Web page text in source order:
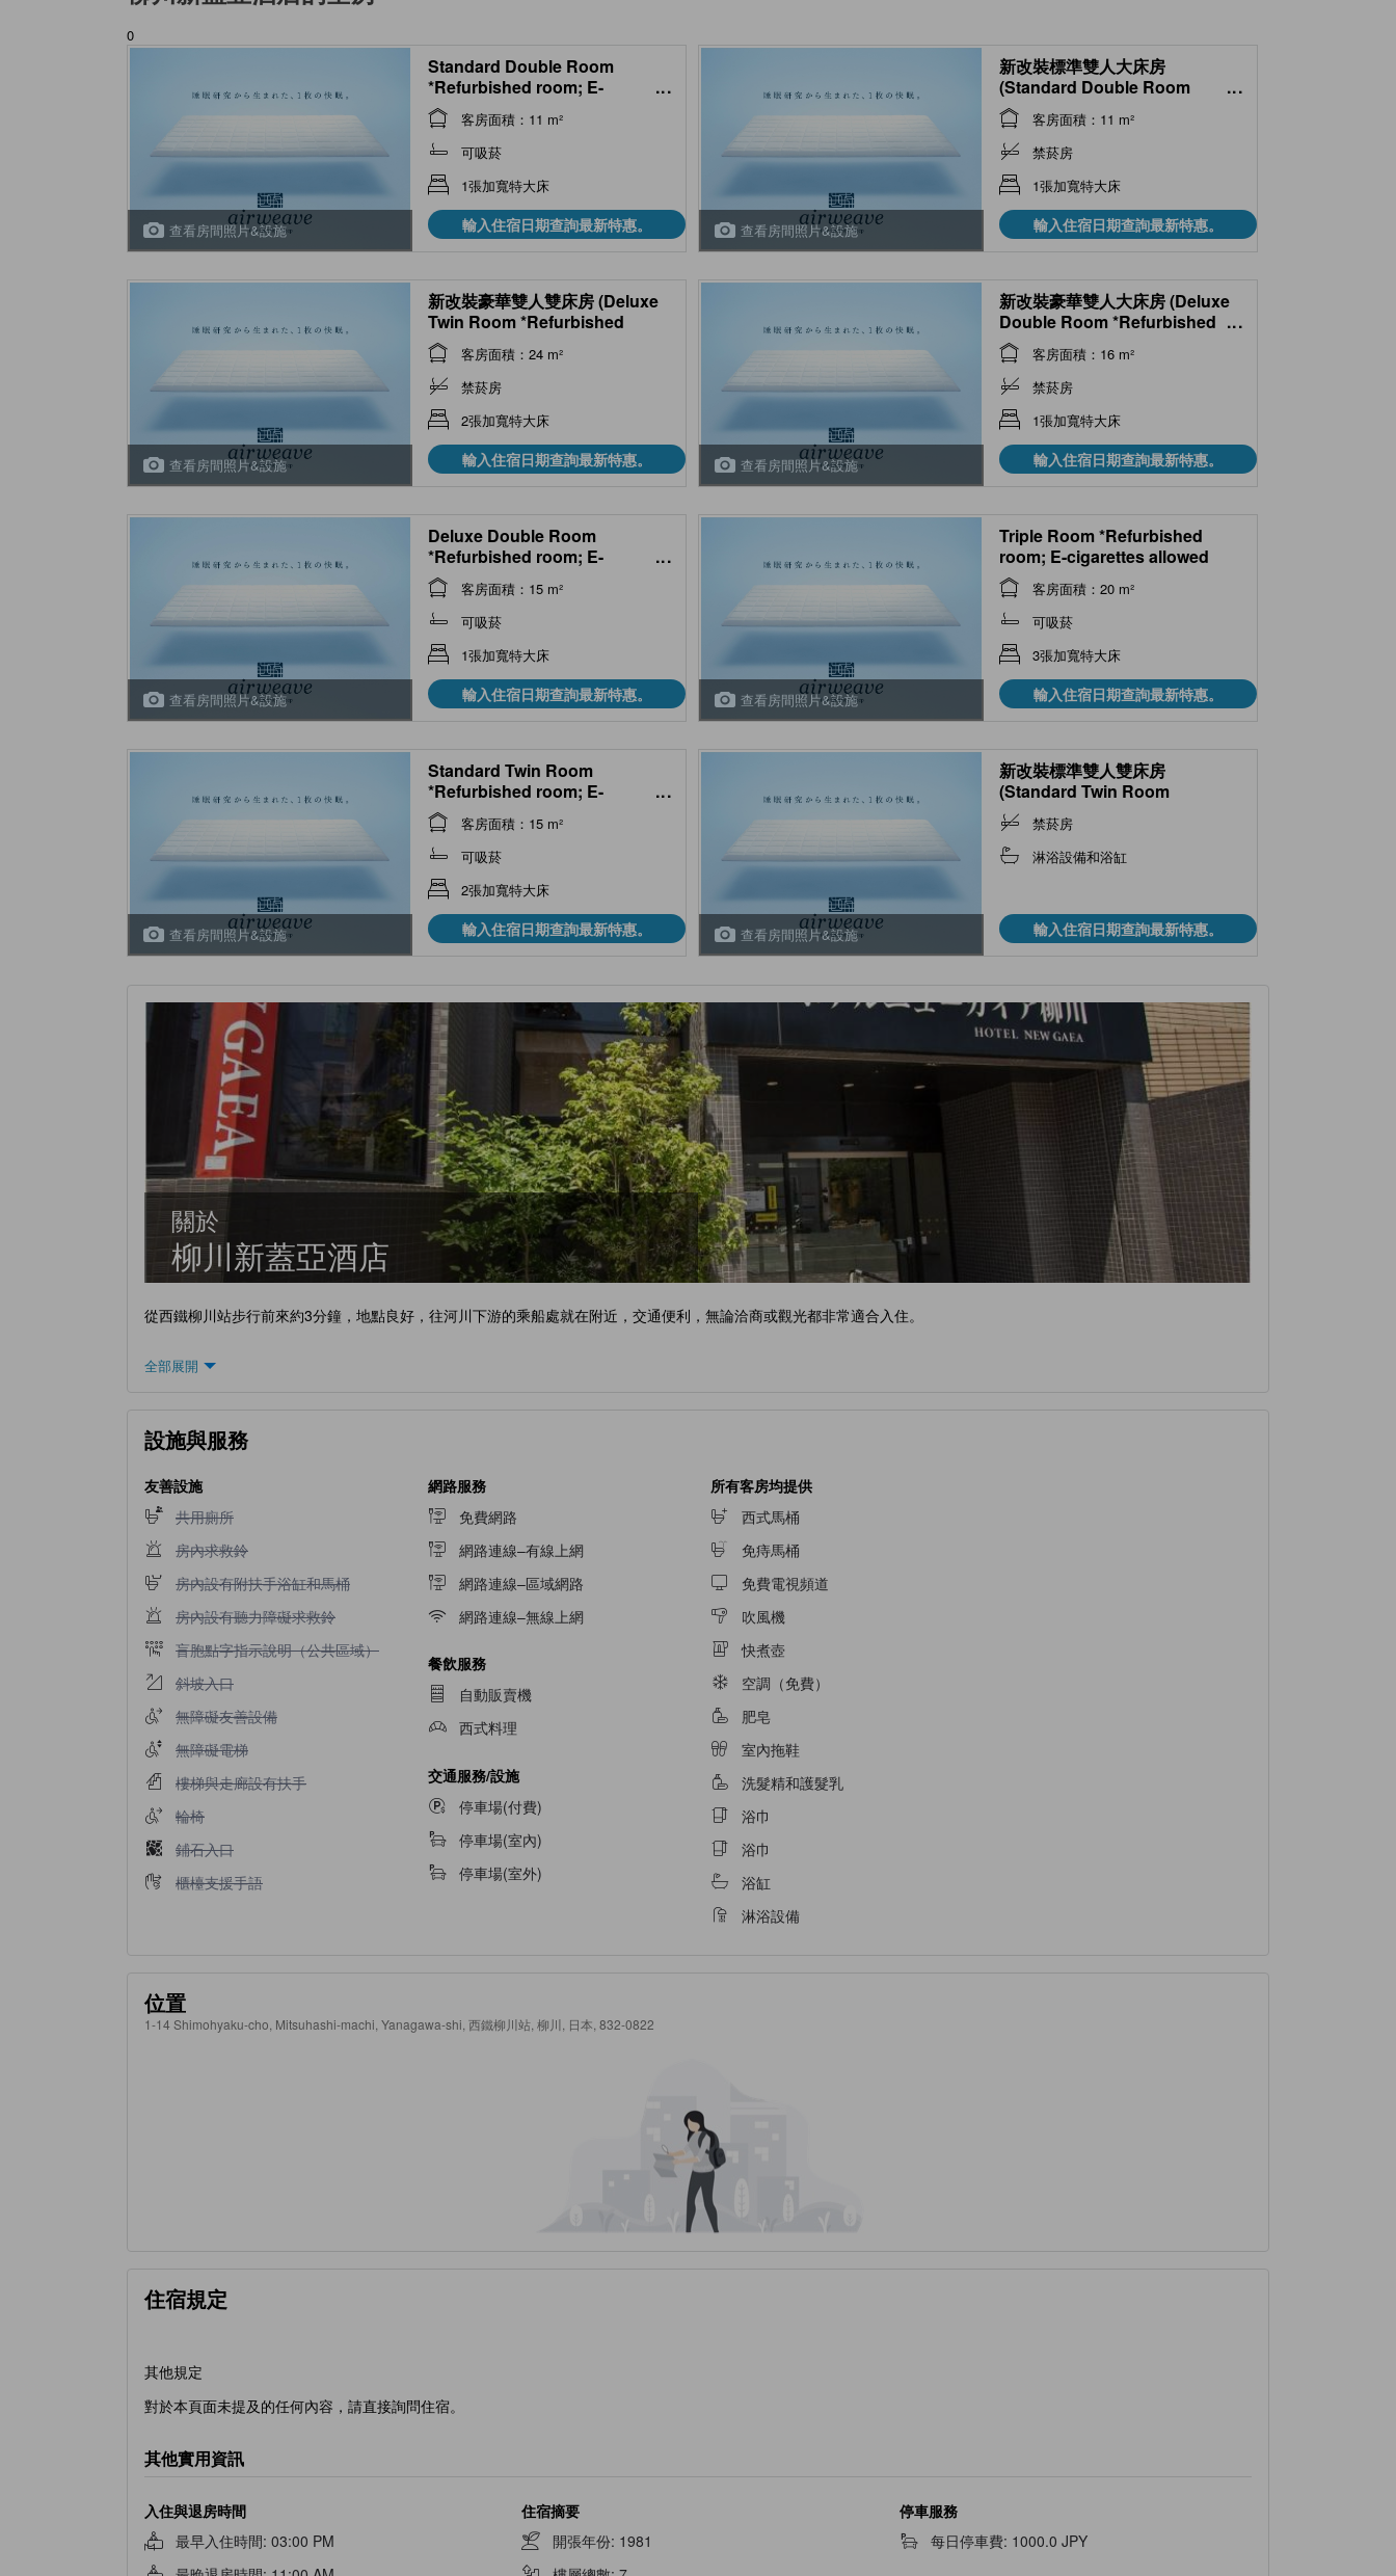
0
查看房間照片&設施
Standard Double Room
*Refurbished room; E-
cigarettes allowed
...
客房面積：11 m²
可吸菸
1張加寬特大床
輸入住宿日期查詢最新特惠。 查看房間照片&設施
新改裝標準雙人大床房
(Standard Double Room
*Refurbished room)
...
客房面積：11 m²
禁菸房
1張加寬特大床
輸入住宿日期查詢最新特惠。
查看房間照片&設施
新改裝豪華雙人雙床房 (Deluxe
Twin Room *Refurbished
room)客房面積：24 m²
禁菸房
2張加寬特大床
輸入住宿日期查詢最新特惠。 查看房間照片&設施
新改裝豪華雙人大床房 (Deluxe
Double Room *Refurbished
room)
...
客房面積：16 m²
禁菸房
1張加寬特大床
輸入住宿日期查詢最新特惠。
查看房間照片&設施
Deluxe Double Room
*Refurbished room; E-
cigarettes allowed
...
客房面積：15 m²
可吸菸
1張加寬特大床
輸入住宿日期查詢最新特惠。 查看房間照片&設施
Triple Room *Refurbished
room; E-cigarettes allowed
客房面積：20 m²
可吸菸
3張加寬特大床
輸入住宿日期查詢最新特惠。
查看房間照片&設施
Standard Twin Room
*Refurbished room; E-
cigarettes allowed
...
客房面積：15 m²
可吸菸
2張加寬特大床
輸入住宿日期查詢最新特惠。 查看房間照片&設施
新改裝標準雙人雙床房
(Standard Twin Room
*Refurbished room)
禁菸房
淋浴設備和浴缸
輸入住宿日期查詢最新特惠。
關於
柳川新蓋亞酒店
從西鐵柳川站步行前來約3分鐘，地點良好，往河川下游的乘船處就在附近，交通便利，無論洽商或觀光都非常適合入住。
全部展開
設施與服務
友善設施
不提供共用廁所
共用廁所
不提供房內求救鈴
房內求救鈴
不提供房內設有附扶手浴缸和馬桶
房內設有附扶手浴缸和馬桶
不提供房內設有聽力障礙求救鈴
房內設有聽力障礙求救鈴
不提供盲胞點字指示說明（公共區域）
盲胞點字指示說明（公共區域）
不提供斜坡入口
斜坡入口
不提供無障礙友善設備
無障礙友善設備
不提供無障礙電梯
無障礙電梯
不提供樓梯與走廊設有扶手
樓梯與走廊設有扶手
不提供輪椅
輪椅
不提供鋪石入口
鋪石入口
不提供櫃檯支援手語
櫃檯支援手語
網路服務
免費網路
網路連線–有線上網
網路連線–區域網路
網路連線–無線上網
餐飲服務
自動販賣機
西式料理
交通服務/設施
停車場(付費)
停車場(室內)
停車場(室外)
所有客房均提供
西式馬桶
免痔馬桶
免費電視頻道
吹風機
快煮壺
空調（免費）
肥皂
室內拖鞋
洗髮精和護髮乳
浴巾
浴巾
浴缸
淋浴設備
位置
1-14 Shimohyaku-cho, Mitsuhashi-machi, Yanagawa-shi, 西鐵柳川站, 柳川, 日本, 832-0822
住宿規定
其他規定
對於本頁面未提及的任何內容，請直接詢問住宿。
其他實用資訊
入住與退房時間
最早入住時間: 03:00 PM
住宿摘要
開張年份: 1981
停車服務
每日停車費: 1000.0 JPY